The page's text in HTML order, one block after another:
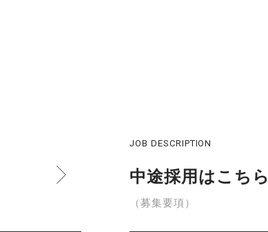
JOB DESCRIPTION
中途採用はこちら
（募集要項）